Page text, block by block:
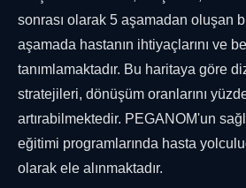
sonrası olarak 5 aşamadan oluşan
aşamada hastanın ihtiyaçlarını ve
tanımlamaktadır. Bu haritaya göre
stratejileri, dönüşüm oranlarını
artırabilmektedir. PEGANOM'un
eğitimi programlarında hasta
olarak ele alınmaktadır.